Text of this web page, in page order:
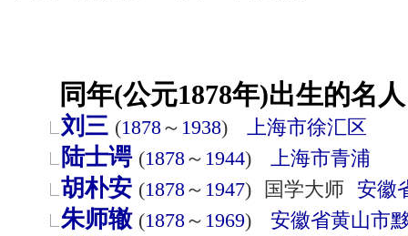
同年(公元1878年)出生的名
刘三 (1878～ 1938) 上海市徐汇区
陆士谔 (1878～ 1944) 上海市青浦
胡朴安 (1878～ 1947) 国学大师 安徽
朱师辙 (1878～ 1969) 安徽省黄山市